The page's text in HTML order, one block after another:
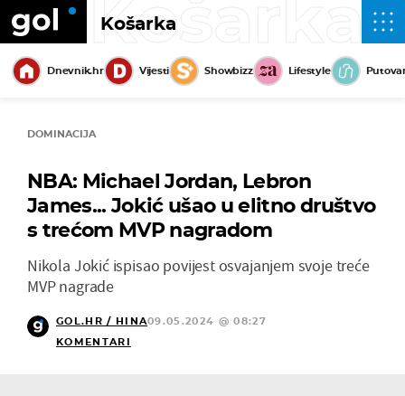
Košarka
Košarka
Dnevnik.hr Vijesti Showbizz Lifestyle
DOMINACIJA
NBA: Michael Jordan, Lebron
James... Jokić ušao u elitno društvo
s trećom MVP nagradom
Nikola Jokić ispisao povijest osvajanjem svoje treće
MVP nagrade
GOL.HR / HINA09.05.2024 @ 08:27
KOMENTARI